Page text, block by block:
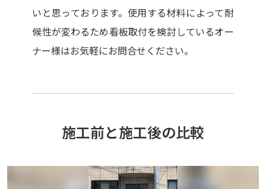
いと思っております。使用する材料によって耐
候性が変わるため看板取付を検討しているオー
ナー様はお気軽にお問合せください。
施工前と施工後の比較